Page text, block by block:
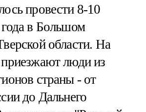
провести 8-10
в Большом
области. На
приезжают люди из
страны - от
до Дальнего